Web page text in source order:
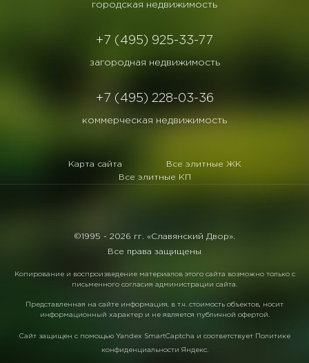
городская недвижимость
+7 (495) 925-33-77
загородная недвижимость
+7 (495) 228-03-36
коммерческая недвижимость
Карта сайта
Все элитные ЖК
Все элитные КП
©1995 - 2026 гг. «Славянский Двор».
Все права защищены
Копирование и воспроизведение материалов этого сайта возможно только с
письменного согласия администрации сайта.
Представленная на сайте информация, в т.ч. стоимость объектов, носит
информационный характер и не является публичной офертой.
Сайт защищен с помощью Yandex SmartCaptcha и соответствует Политике
конфиденциальности Яндекс.